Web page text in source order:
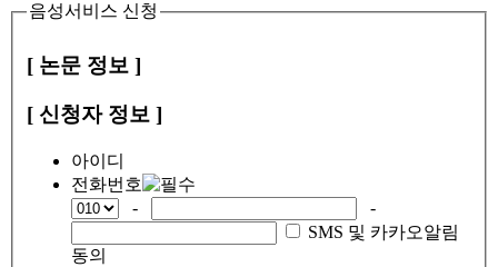
음성서비스 신청
[ 논문 정보 ]
[ 신청자 정보 ]
아이디
전화번호
-
-
SMS 및 카카오알림
동의